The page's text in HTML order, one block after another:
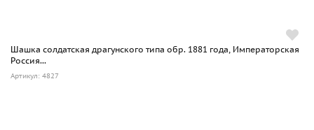
Шашка солдатская драгунского типа обр. 1881 года, Императорская
Россия...
Артикул: 4827